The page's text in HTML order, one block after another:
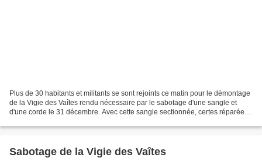
Plus de 30 habitants et militants se sont rejoints ce matin pour le démontage
de la Vigie des Vaîtes rendu nécessaire par le sabotage d'une sangle et
d'une corde le 31 décembre. Avec cette sangle sectionnée, certes réparée
Sabotage de la Vigie des Vaîtes